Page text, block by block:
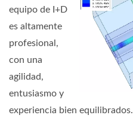
equipo de I+D
es altamente
profesional,
con una
agilidad,
entusiasmo y
experiencia bien equilibrados.